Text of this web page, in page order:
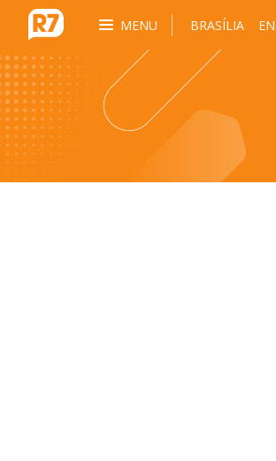
MENU BRASÍLIA